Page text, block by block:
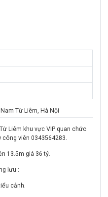
Từ Liêm, Hà Nội
Liêm khu vực VIP quan chức
viên 0343564283.
13.5m giá 36 tỷ.
lưu :
cảnh.